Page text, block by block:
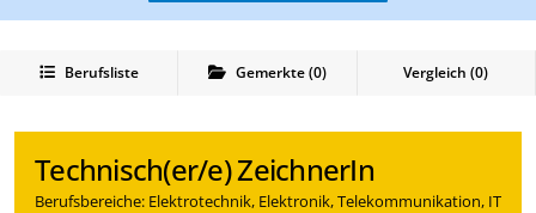
Berufsliste Gemerkte(0) Vergleich (0)
Technisch(er/e) ZeichnerIn
Berufsbereiche: Elektrotechnik, Elektronik, Telekommunikation, IT